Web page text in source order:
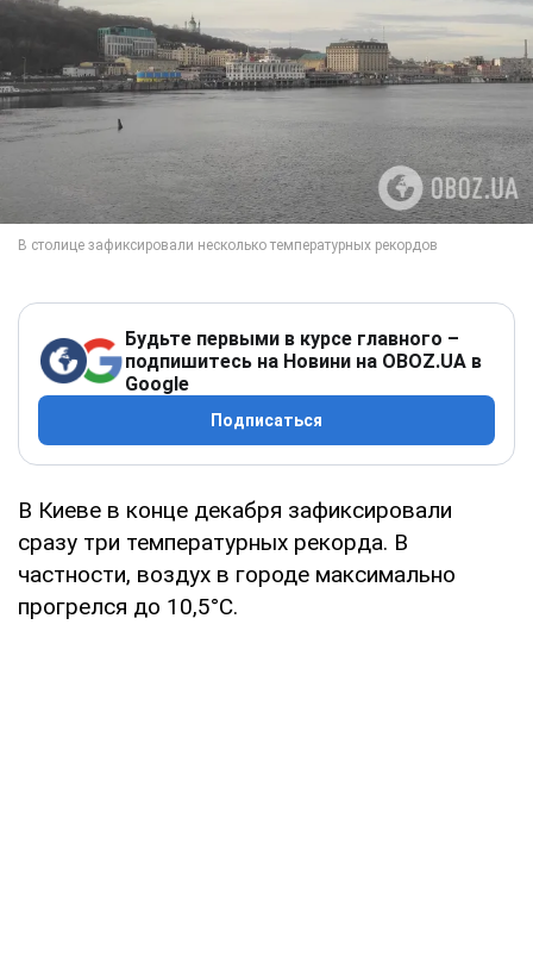
Будьте первыми в курсе главного –
подпишитесь на Новини на OBOZ.UA в
Google
Подписаться
В Киеве в конце декабря зафиксировали
сразу три температурных рекорда. В
частности, воздух в городе максимально
прогрелся до 10,5°С.